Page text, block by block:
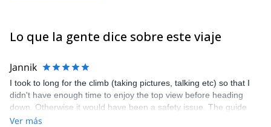
Lo que la gente dice sobre este viaje
Jannik
I took to long for the climb (taking pictures, talking etc) so that I
didn't have enough time to enjoy the top view before heading
down. Otherwise it would have been a safety issue. The guide
was perfect.
Ver más